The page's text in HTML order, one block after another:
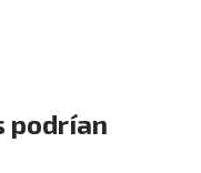
podrían